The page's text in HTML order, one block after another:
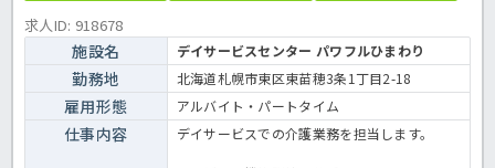
求人ID: 918678
施設名 デイサービスセンター パワフルひまわり
勤務地 北海道札幌市東区東苗穂3条1丁目2-18
雇用形態 アルバイト・パートタイム
仕事内容 デイサービスでの介護業務を担当します。